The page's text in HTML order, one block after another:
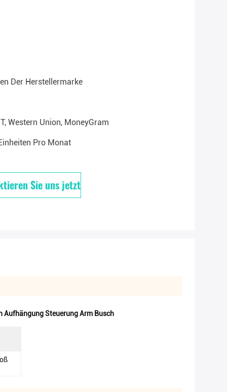
Der Herstellermarke
Western Union, MoneyGram
Pro Monat
Sie uns jetzt
Aufhängung Steuerung Arm Busch